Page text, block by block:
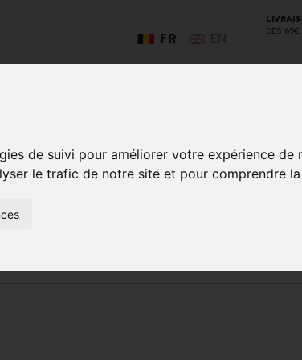
de suivi pour améliorer votre expérience
le trafic de notre site et pour comprendre
DÈS 69€
FR
GO